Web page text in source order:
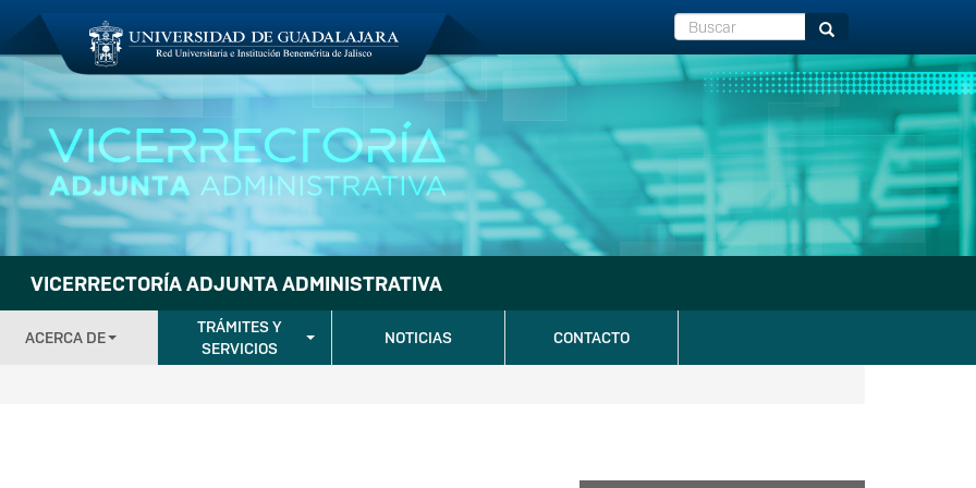
Buscar Buscar
VICERRECTORÍA ADJUNTA ADMINISTRATIVA
ACERCA DE
TRÁMITES Y
SERVICIOS
NOTICIAS CONTACTO